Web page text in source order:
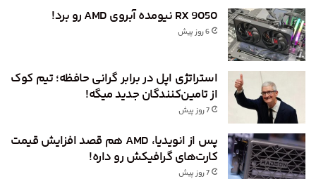
RX 9050 نیومده آبروی AMD رو برد!
6 روز پیش
استراتژی اپل در برابر گرانی حافظه؛ تیم کوک
از تامین‌کنندگان جدید میگه!
7 روز پیش
پس از انویدیا، AMD هم قصد افزایش قیمت
کارت‌های گرافیکش رو داره!
7 روز پیش